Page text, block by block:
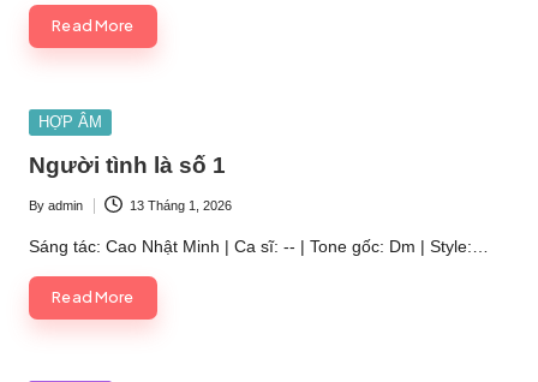
Read More
Posted
HỢP ÂM
Người tình là số 1
Posted
by
By admin 13 Tháng 1, 2026
Sáng tác: Cao Nhật Minh | Ca sĩ: -- | Tone gốc: Dm | Style:…
Read More